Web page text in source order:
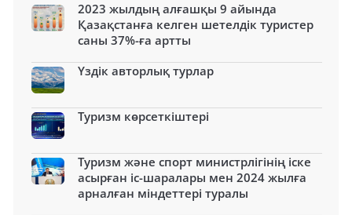
2023 жылдың алғашқы 9 айында
Қазақстанға келген шетелдік туристер
саны 37%-ға артты
Үздік авторлық турлар
Туризм көрсеткіштері
Туризм және спорт министрлігінің іске
асырған іс-шаралары мен 2024 жылға
арналған міндеттері туралы